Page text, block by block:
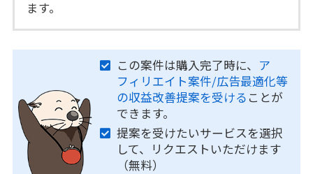
ます。
この案件は購入完了時に、 ア
フィリエイト案件/広告最適化等
の収益改善提案を受ける ことが
できます。
提案を受けたいサービスを選択
して、リクエストいただけます
（無料）